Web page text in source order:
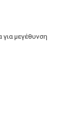
για μεγέθυνση